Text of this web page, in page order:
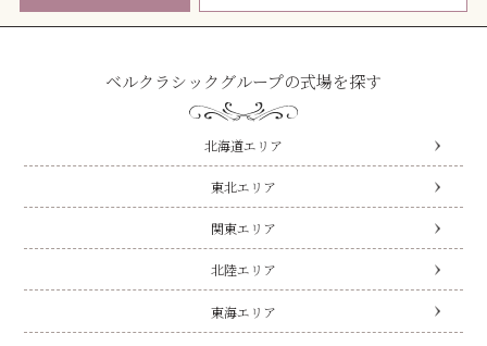
ベルクラシックグループの式場を探す
北海道エリア
東北エリア
関東エリア
北陸エリア
東海エリア